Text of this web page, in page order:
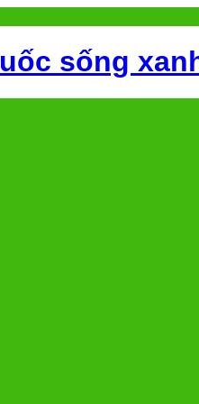
sống